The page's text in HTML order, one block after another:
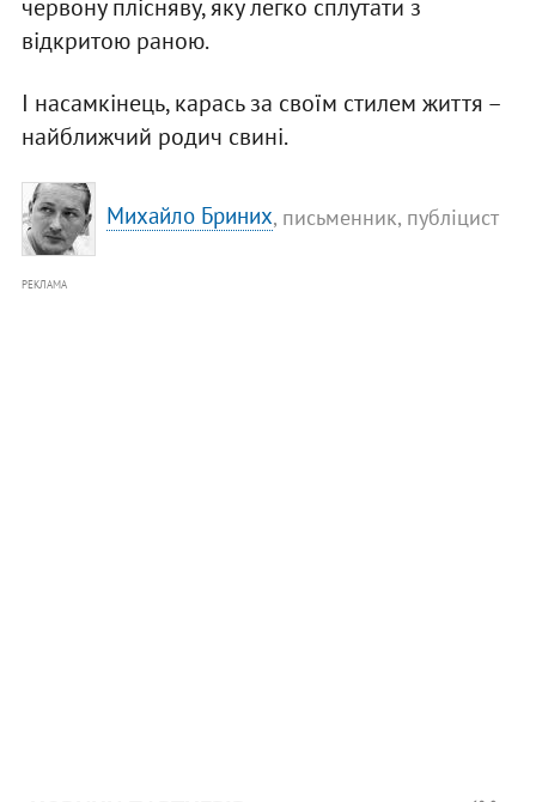
червону плісняву, яку легко сплутати з
відкритою раною.
І насамкінець, карась за своїм стилем життя –
найближчий родич свині.
Михайло Бриних, письменник, публіцист
РЕКЛАМА